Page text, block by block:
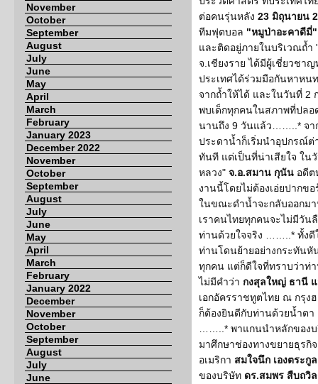
November
October
September
August
July
June
May
April
March
February
January 2023
December 2022
November
October
September
August
July
June
May
April
March
February
January 2022
December
November
October
September
August
July
June
ต่อคนรุ่นหลัง 23 มิถุนายน
ทีมฟุตบอล "หมูป่าอะคาดีมี่"
และติดอยู่ภายในบริเวณถ้ำ
จ.เชียงราย ได้มีผู้เชี่ยวชา
ประเทศได้ร่วมมือกันหาหน
จากถ้ำให้ได้ และในวันที่ 2
พบเด็กทุกคนในสภาพที่ปล
นานถึง 9 วันแล้ว……..* จา
ประดาน้ำก็เริ่มนำอุปกรณ์ต่
ทันที แต่เป็นที่น่าเสียใจ ใน
หลวง" จ.อ.สมาน กุนัน อดีต
งานนี้โดยไม่ต้องเอ่ยปากข
ในขณะดำน้ำจะกลับออกม
เราคนไทยทุกคนจะไม่มีวัน
ท่านด้วยใจจริง ……..* ทั้งดี
ท่านโดนย้ายอย่างกระทัน
ทุกคน แต่ก็ดีใจที่ทราบว่าท่
ไม่มีคำว่า กงสุลใหญ่ ธานี
เอกอัครราชทูตไทย ณ กรุง
ก็ต้องยินดีกับท่านด้วยน้ำตา
……..* พาแกนนำหลักของ
มาศึกษาช่องทางขยายธุร
อเมริกา สมใจนึก เองตระกูล
ของบริษัท ดร.สมพร สืบถวิ